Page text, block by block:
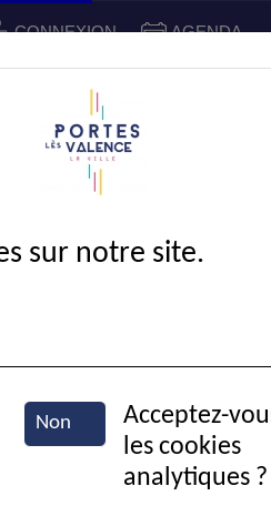
CONNEXION AGENDA
CADRE DE VIE
Téléthon
sur notre site.
Non
Acceptez-
les cookies
analytiques ?